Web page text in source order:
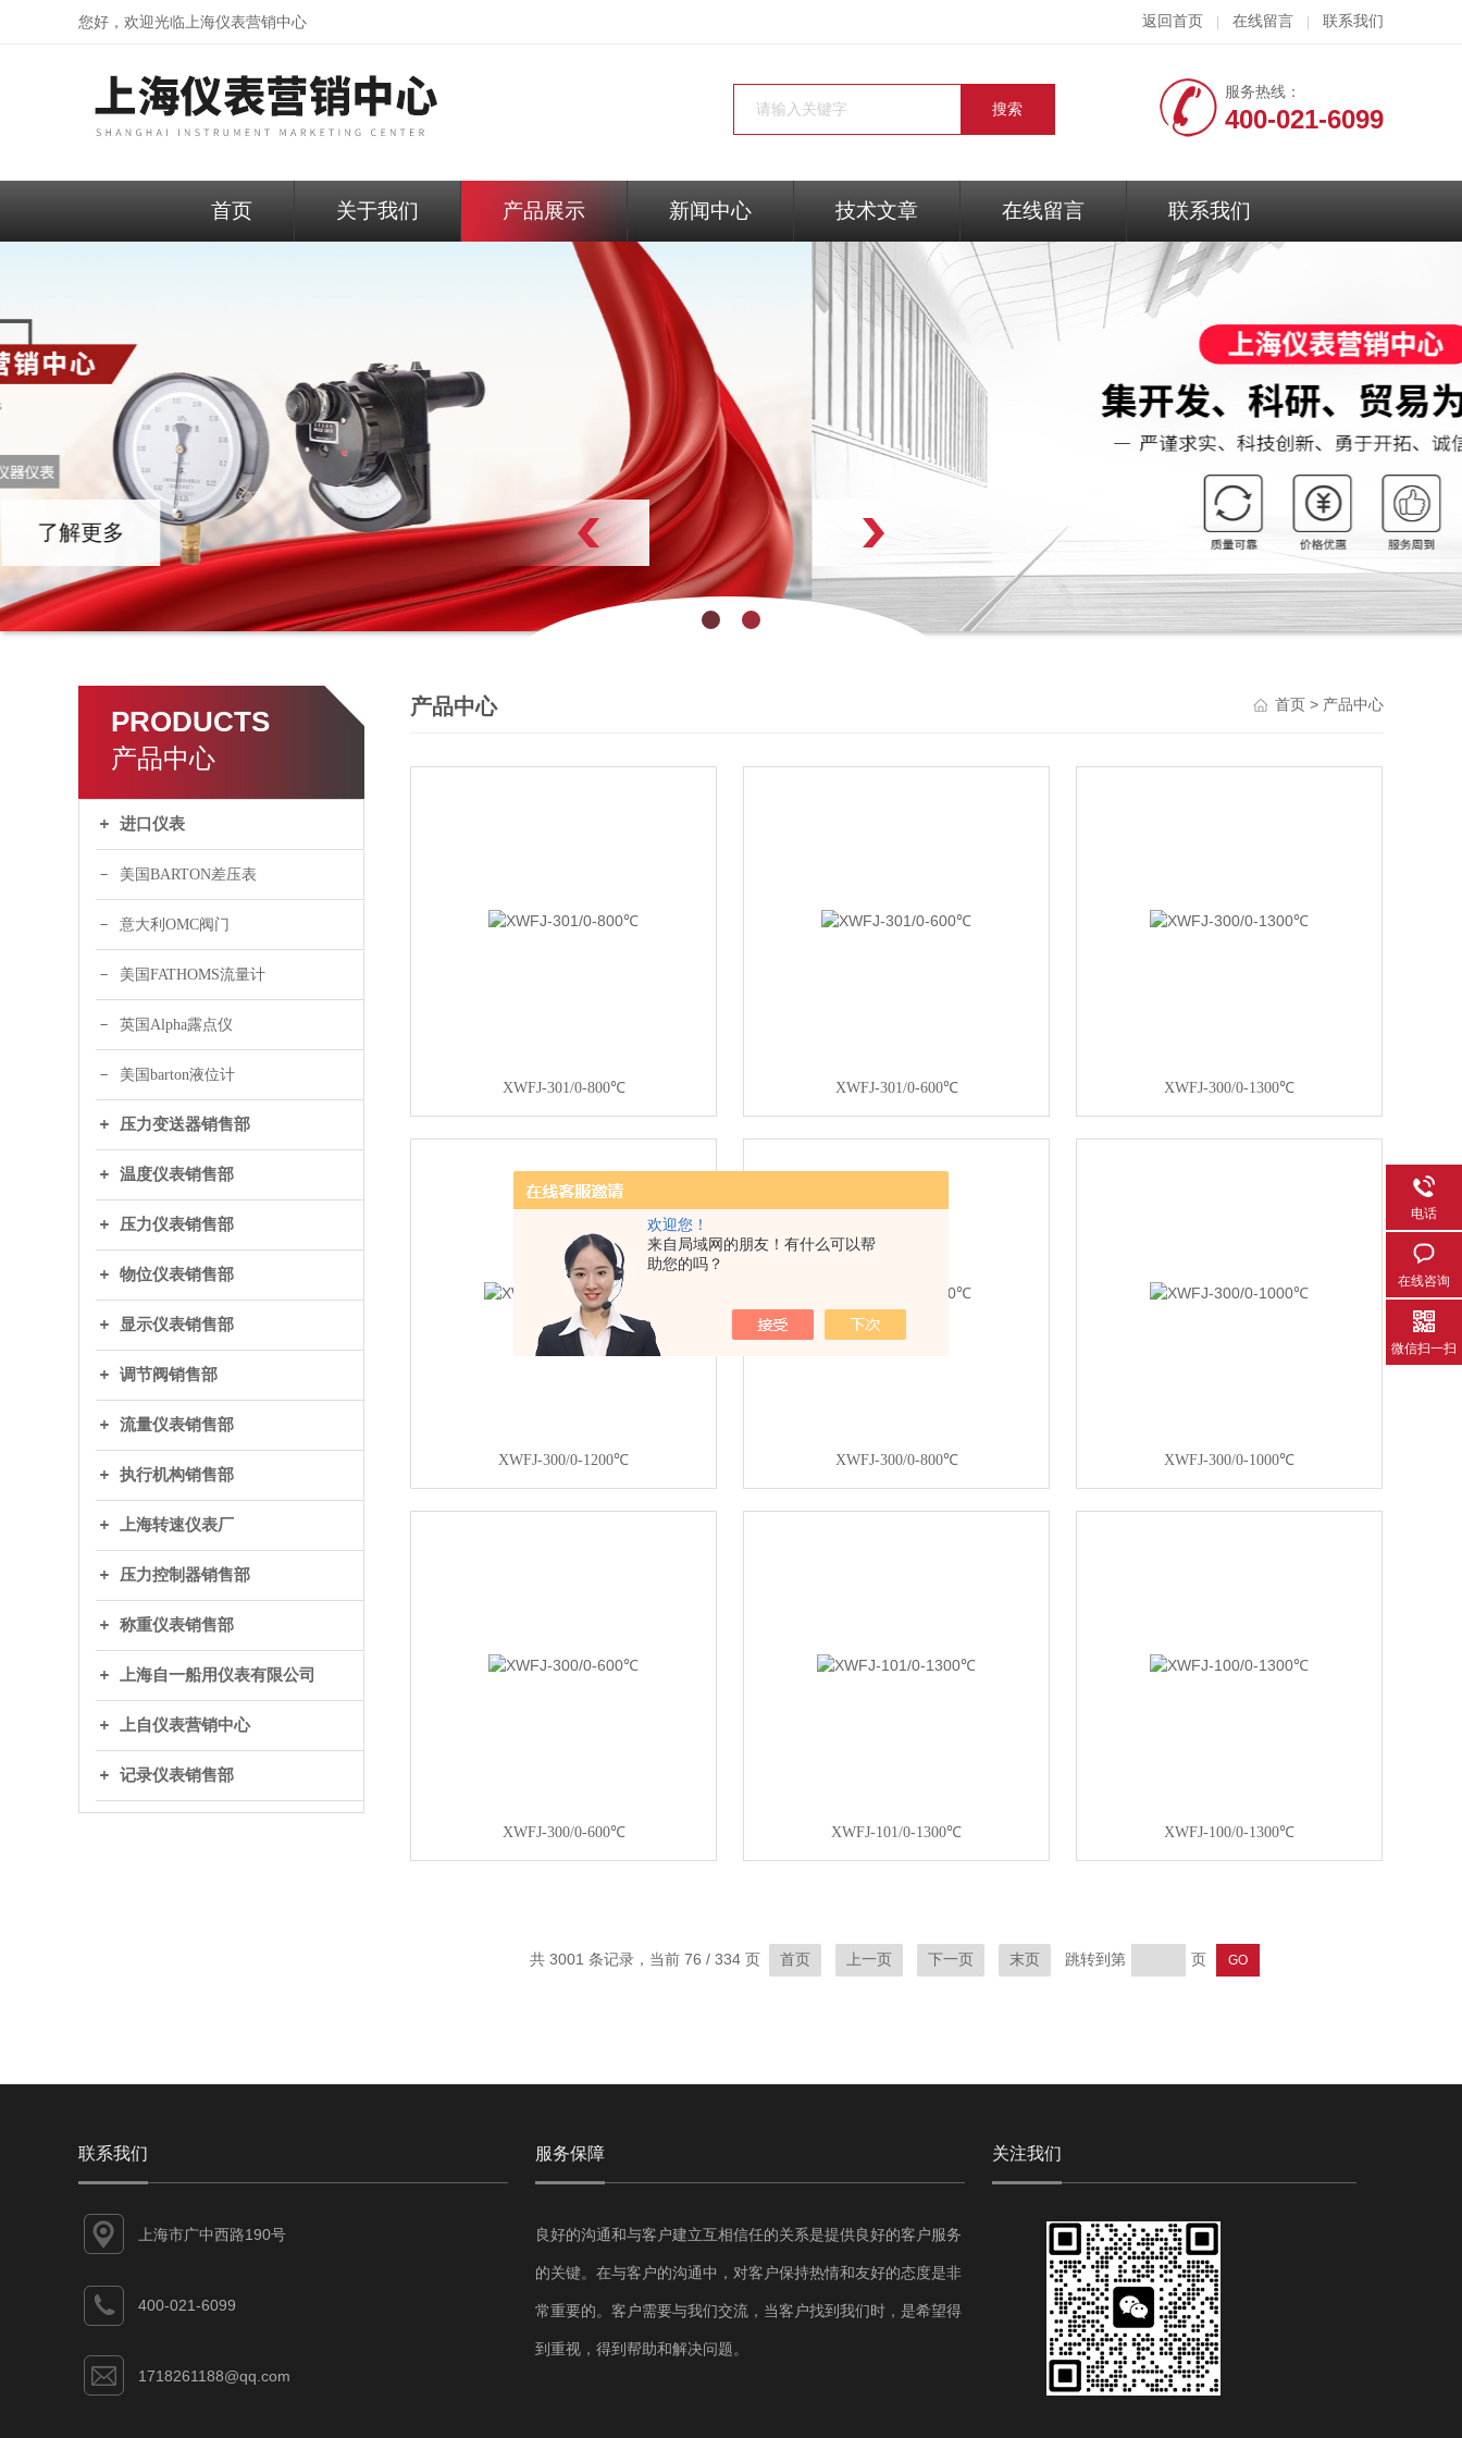
欢迎您！
来自局域网的朋友！有什么可以帮
助您的吗？
您好，欢迎光临上海仪表营销中心 返回首页 在线留言 联系我们
服务热线：
400-021-6099
首页 关于我们 产品展示 新闻中心 技术文章 在线留言 联系我们
了解更多 Previous
PRODUCTS
产品中心
进口仪表
美国BARTON差压表
意大利OMC阀门
美国FATHOMS流量计
英国Alpha露点仪
美国barton液位计
压力变送器销售部
温度仪表销售部
压力仪表销售部
物位仪表销售部
显示仪表销售部
调节阀销售部
流量仪表销售部
执行机构销售部
上海转速仪表厂
压力控制器销售部
称重仪表销售部
上海自一船用仪表有限公司
上自仪表营销中心
记录仪表销售部
产品中心 首页 > 产品中心
XWFJ-301/0-800℃ XWFJ-301/0-600℃ XWFJ-300/0-1300℃
XWFJ-300/0-1200℃ XWFJ-300/0-800℃ XWFJ-300/0-1000℃
XWFJ-300/0-600℃ XWFJ-101/0-1300℃ XWFJ-100/0-1300℃
共 3001 条记录，当前 76 / 334 页 首页 上一页 下一页 末页 跳转到第 页
联系我们
上海市广中西路190号
400-021-6099
1718261188@qq.com
服务保障
良好的沟通和与客户建立互相信任的关系是提供良好的客户服务
的关键。在与客户的沟通中，对客户保持热情和友好的态度是非
常重要的。客户需要与我们交流，当客户找到我们时，是希望得
到重视，得到帮助和解决问题。
关注我们
电话
在线咨询
微信扫一扫